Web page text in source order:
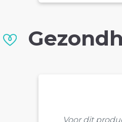
Voor dit